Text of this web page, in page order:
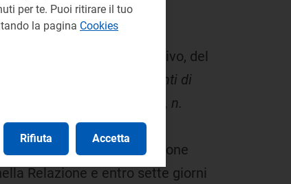
come atto conclusivo, del
alle reti degli impianti di
il gas
22 novembre 2007, n.
responsabile della Direzione
Relazione e entro sette giorni
per te. Puoi ritirare il tuo
la pagina Cookies
Rifiuta Accetta